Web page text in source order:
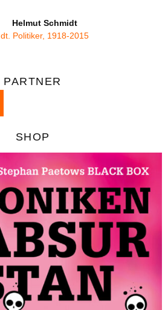
Helmut Schmidt
dt. Politiker, 1918-2015
PARTNER
SHOP